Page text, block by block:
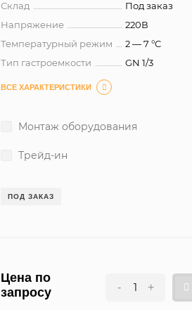
Склад
Под заказ
Напряжение
220В
Температурный режим
2 — 7 °C
Тип гастроемкости
GN 1/3
ВСЕ ХАРАКТЕРИСТИКИ
Монтаж оборудования
Трейд-ин
ПОД ЗАКАЗ
Цена по
запросу
- +